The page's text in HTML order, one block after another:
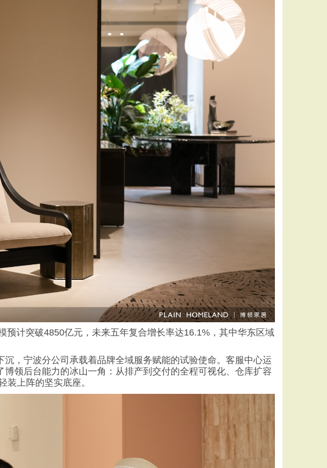
计突破4850亿元，未来五年复合增长率达16.1%，其中华东区域
，宁波分公司承载着品牌全域服务赋能的试验使命。客服中心运
领后台能力的冰山一角：从排产到交付的全程可视化、仓库扩容
上阵的坚实底座。